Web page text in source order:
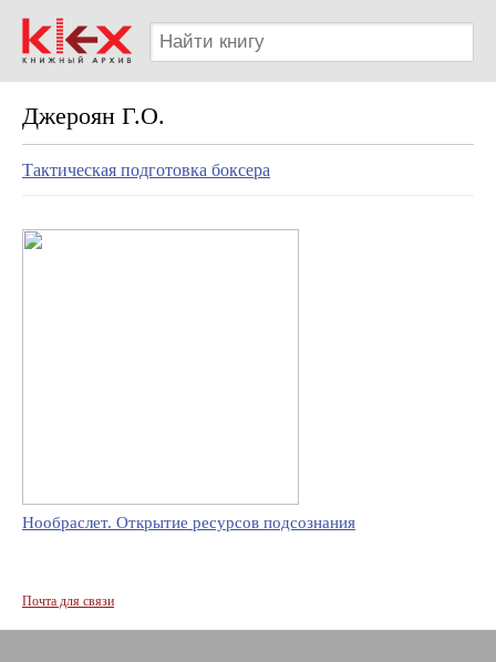
Джероян Г.О.
Тактическая подготовка боксера
Нообраслет. Открытие ресурсов подсознания
Почта для связи